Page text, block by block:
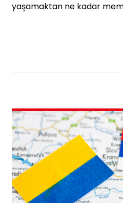
yaşamaktan ne kadar